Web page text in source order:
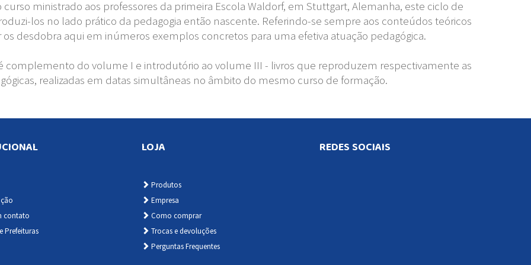
ministrado aos professores da primeira Escola Waldorf, em Stuttgart, Alemanha, este ciclo de
los no lado prático da pedagogia então nascente. Referindo-se sempre aos conteúdos teóricos
desdobra aqui em inúmeros exemplos concretos para uma efetiva atuação pedagógica.
complemento do volume I e introdutório ao volume III - livros que reproduzem respectivamente as
realizadas em datas simultâneas no âmbito do mesmo curso de formação.
contato
Prefeituras
LOJA
Produtos
Empresa
Como comprar
Trocas e devoluções
Perguntas Frequentes
REDES SOCIAIS